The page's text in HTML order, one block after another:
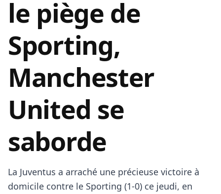
le piège de
Sporting,
Manchester
United se
saborde
La Juventus a arraché une précieuse victoire à
domicile contre le Sporting (1-0) ce jeudi, en